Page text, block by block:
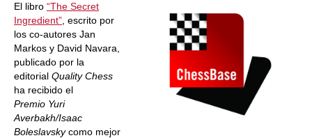
El libro “The Secret
Ingredient” , escrito por
los co-autores Jan
Markos y David Navara,
publicado por la
editorial Quality Chess
ha recibido el
Premio Yuri
Averbakh/Isaac
Boleslavskycomo mejor